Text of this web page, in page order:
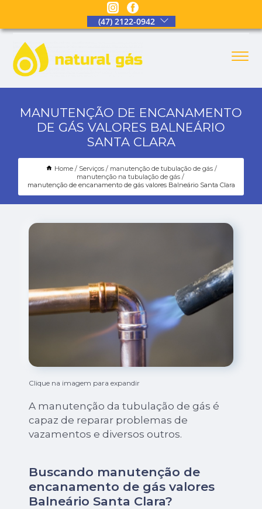
(47) 2122-0942
MANUTENÇÃO DE ENCANAMENTO
DE GÁS VALORES BALNEÁRIO
SANTA CLARA
Home Serviços
manutenção de tubulação de gás
manutenção na tubulação de gás
manutenção de encanamento de gás valores Balneário Santa Clara
Clique na imagem para expandir
A manutenção da tubulação de gás é
capaz de reparar problemas de
vazamentos e diversos outros.
Buscando manutenção de
encanamento de gás valores
Balneário Santa Clara?